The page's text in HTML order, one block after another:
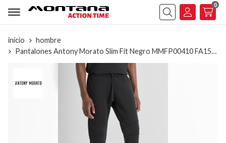
Buscar
0
inicio
hombre
Pantalones Antony Morato Slim Fit Negro MMFP00410 FA150168 9000